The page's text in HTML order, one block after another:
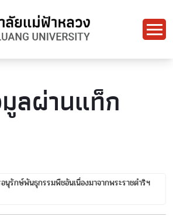
ลผ่านแท็ก
นุรักษ์พันธุกรรมพืชอันเนื่องมาจากพระราชดำริฯ